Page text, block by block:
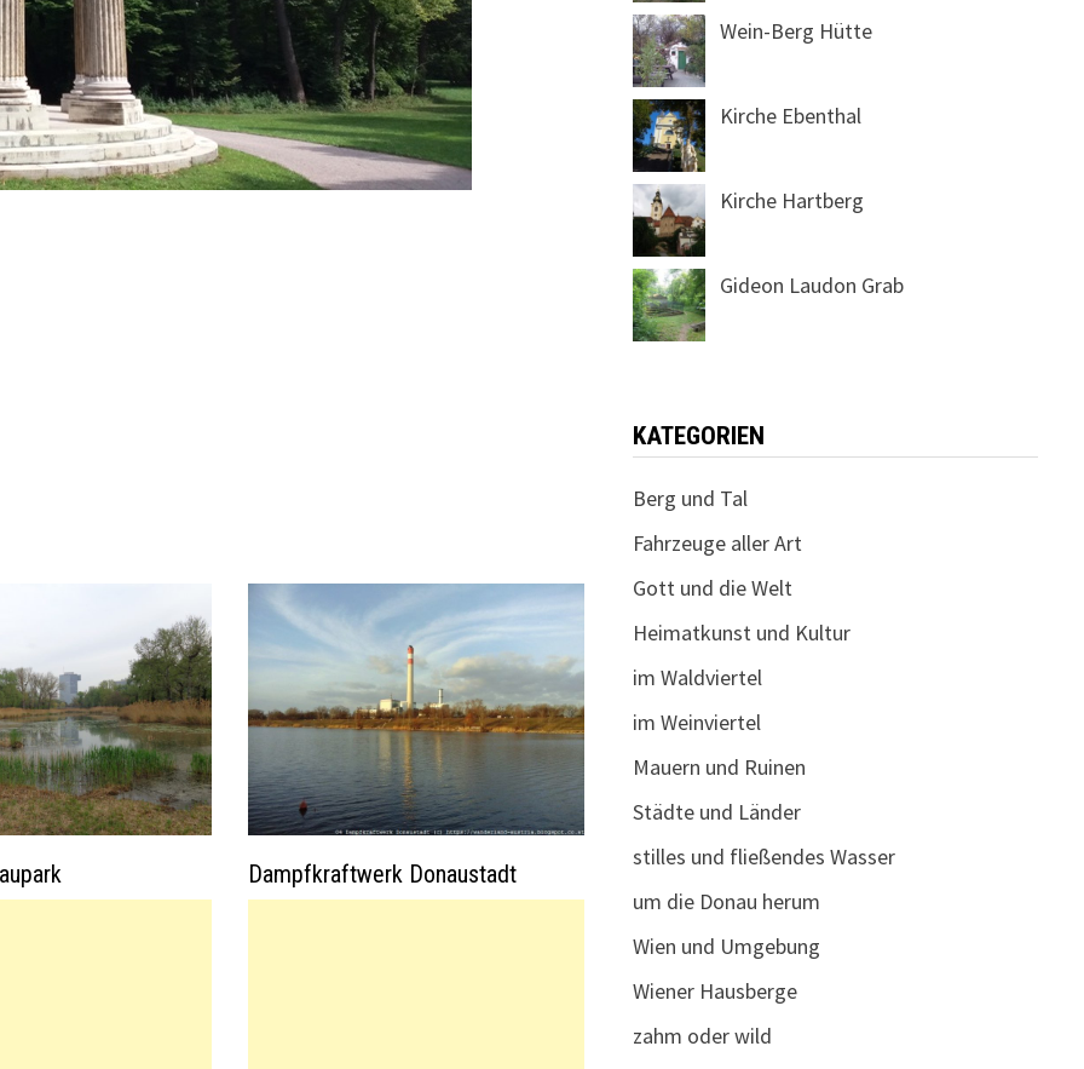
Dampfkraftwerk Donaustadt
Wein-Berg Hütte
Kirche Ebenthal
Kirche Hartberg
Gideon Laudon Grab
KATEGORIEN
Berg und Tal
Fahrzeuge aller Art
Gott und die Welt
Heimatkunst und Kultur
im Waldviertel
im Weinviertel
Mauern und Ruinen
Städte und Länder
stilles und fließendes Wasser
um die Donau herum
Wien und Umgebung
Wiener Hausberge
zahm oder wild